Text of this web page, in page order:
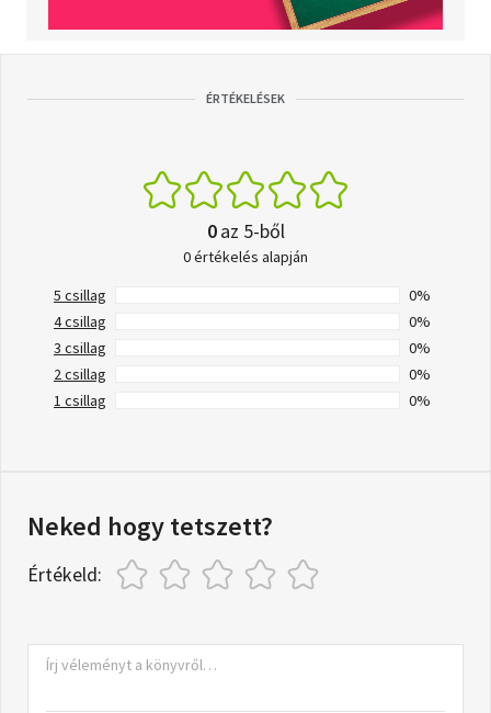
ÉRTÉKELÉSEK
0az 5-ből
0 értékelés alapján
5 csillag
0%
4 csillag
0%
3 csillag
0%
2 csillag
0%
1 csillag
0%
Neked hogy tetszett?
Értékeld: